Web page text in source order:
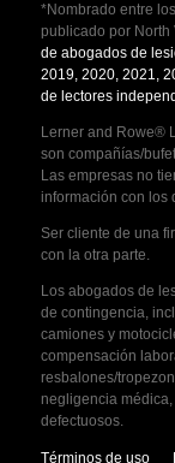
*Nombrado entre
publicado por North
de abogados de
2019, 2020, 2021,
de lectores
Lerner and Rowe®
son compañías/
Las empresas no
información con los
Ser cliente de una
con la otra parte.
Los abogados de
de contingencia,
camiones y
compensación
resbalones/
negligencia
defectuosos.
Términos de uso